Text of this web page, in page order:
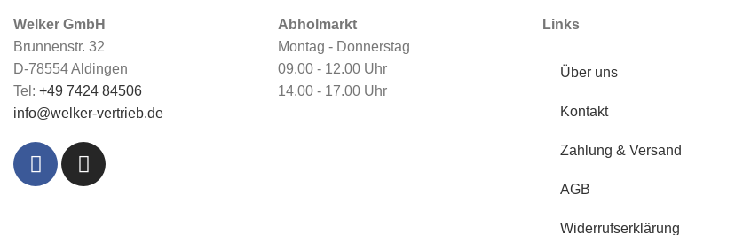
Welker GmbH
Brunnenstr. 32
D-78554 Aldingen
Tel: +49 7424 84506
info@welker-vertrieb.de
Abholmarkt
Montag - Donnerstag
09.00 - 12.00 Uhr
14.00 - 17.00 Uhr
Links
Über uns
Kontakt
Zahlung & Versand
AGB
Widerrufserklärung